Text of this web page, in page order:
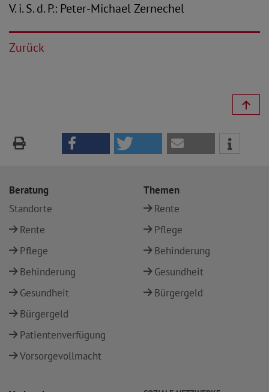
V. i. S. d. P.: Peter-Michael Zernechel
Zurück
Beratung
Standorte
Rente
Pflege
Behinderung
Gesundheit
Bürgergeld
Patientenverfügung
Vorsorgevollmacht
Themen
Rente
Pflege
Behinderung
Gesundheit
Bürgergeld